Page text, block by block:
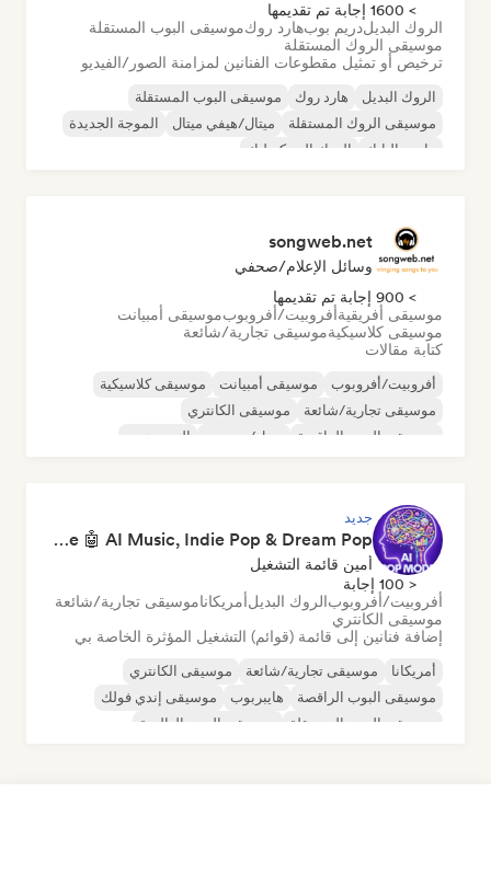
> 1600 إجابة تم تقديمها
الروك البديلدريم بوبهارد روكموسيقى البوب المستقلة
موسيقى الروك المستقلة
ترخيص أو تمثيل مقطوعات الفنانين لمزامنة الصور/الفيديو
الروك البديل هارد روك
موسيقى البوب المستقلة
موسيقى الروك المستقلة
ميتال/هيفي ميتال
الموجة الجديدة
ما بعد البانك
الروك السيكديليك
songweb.net
وسائل الإعلام/صحفي
> 900 إجابة تم تقديمها
موسيقى أفريقيةأفروبيت/أفروبوبموسيقى أمبيانت
موسيقى كلاسيكيةموسيقى تجارية/شائعة
كتابة مقالات
أفروبيت/أفروبوب موسيقى أمبيانت
موسيقى كلاسيكية
موسيقى تجارية/شائعة
موسيقى الكانتري
موسيقى البوب الراقصة
دريل/جيرسي الهيب هوب
جديد
Pop Machine Mode 🤖 AI Music, Indie Pop & Dream Pop
أمين قائمة التشغيل
< 100 إجابة
أفروبيت/أفروبوبالروك البديلأمريكاناموسيقى تجارية/شائعة
موسيقى الكانتري
إضافة فنانين إلى قائمة (قوائم) التشغيل المؤثرة الخاصة بي
أمريكانا موسيقى تجارية/شائعة
موسيقى الكانتري
موسيقى البوب الراقصة
هايبربوب
موسيقى إندي فولك
موسيقى البوب المستقلة
موسيقى البوب العالمية